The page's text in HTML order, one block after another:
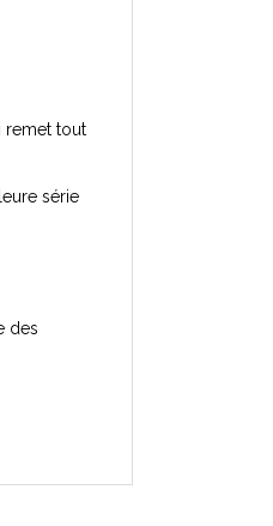
remet tout
série
des